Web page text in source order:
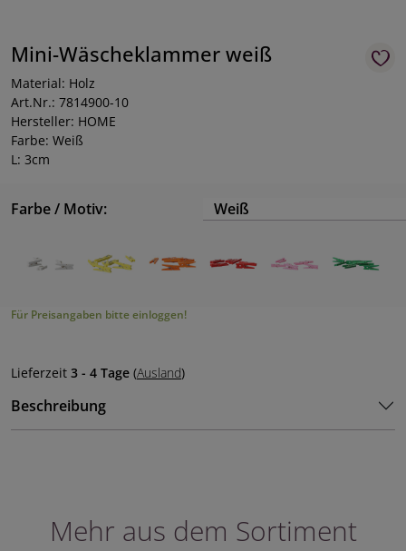
Mini-Wäscheklammer weiß
Material: Holz
Art.Nr.: 7814900-10
Hersteller: HOME
Farbe: Weiß
L: 3cm
Farbe / Motiv: Weiß
Für Preisangaben bitte einloggen!
Lieferzeit 3 - 4 Tage (Ausland)
Beschreibung
Mehr aus dem Sortiment